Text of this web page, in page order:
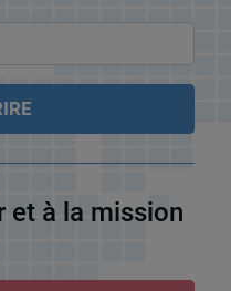
et à la mission